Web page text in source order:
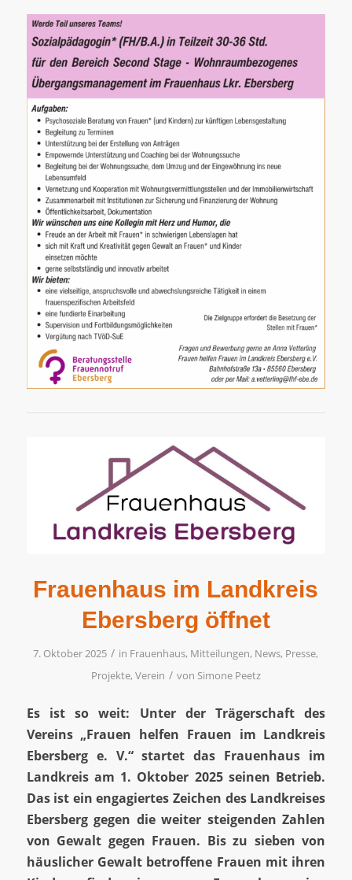
Frauenhaus im Landkreis
Ebersberg öffnet
7. Oktober 2025 / in Frauenhaus, Mitteilungen, News, Presse,
Projekte, Verein / von Simone Peetz
Es ist so weit: Unter der Trägerschaft des
Vereins „Frauen helfen Frauen im Landkreis
Ebersberg e. V.“ startet das Frauenhaus im
Landkreis am 1. Oktober 2025 seinen Betrieb.
Das ist ein engagiertes Zeichen des Landkreises
Ebersberg gegen die weiter steigenden Zahlen
von Gewalt gegen Frauen. Bis zu sieben von
häuslicher Gewalt betroffene Frauen mit ihren